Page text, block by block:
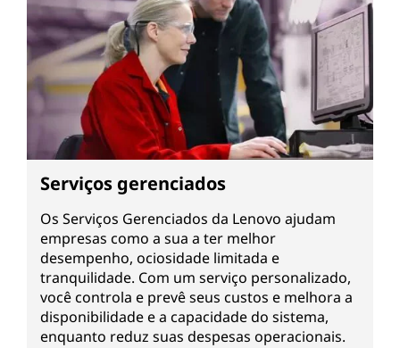
Serviços gerenciados
Os Serviços Gerenciados da Lenovo ajudam
empresas como a sua a ter melhor
desempenho, ociosidade limitada e
tranquilidade. Com um serviço personalizado,
você controla e prevê seus custos e melhora a
disponibilidade e a capacidade do sistema,
enquanto reduz suas despesas operacionais.